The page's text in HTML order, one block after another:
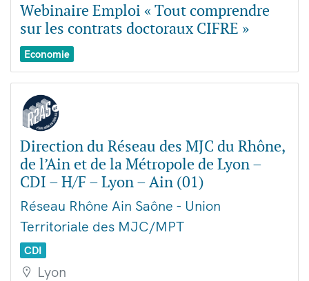
Webinaire Emploi « Tout comprendre
sur les contrats doctoraux CIFRE »
Economie
Direction du Réseau des MJC du Rhône,
de l’Ain et de la Métropole de Lyon –
CDI – H/F – Lyon – Ain (01)
Réseau Rhône Ain Saône - Union
Territoriale des MJC/MPT
CDI
Lyon